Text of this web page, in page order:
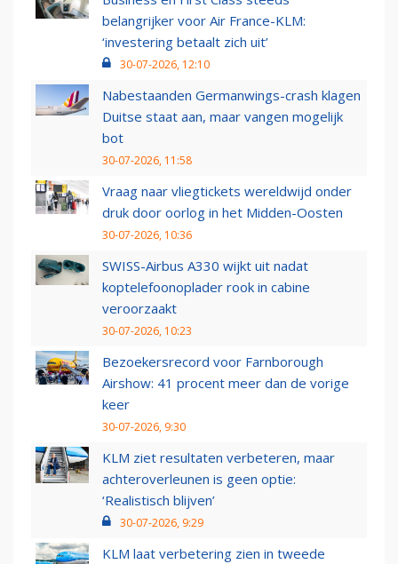
belangrijker voor Air France-KLM:
‘investering betaalt zich uit’
30-07-2026, 12:10
Nabestaanden Germanwings-crash klagen
Duitse staat aan, maar vangen mogelijk
bot
30-07-2026, 11:58
Vraag naar vliegtickets wereldwijd onder
druk door oorlog in het Midden-Oosten
30-07-2026, 10:36
SWISS-Airbus A330 wijkt uit nadat
koptelefoonoplader rook in cabine
veroorzaakt
30-07-2026, 10:23
Bezoekersrecord voor Farnborough
Airshow: 41 procent meer dan de vorige
keer
30-07-2026, 9:30
KLM ziet resultaten verbeteren, maar
achteroverleunen is geen optie:
‘Realistisch blijven’
30-07-2026, 9:29
KLM laat verbetering zien in tweede